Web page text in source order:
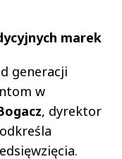
marek
generacji
w
, dyrektor